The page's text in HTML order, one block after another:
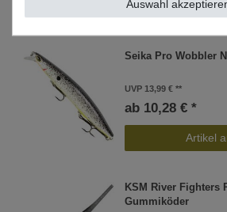
WEITERE INTERESSANTE
Seika Pro Wobbler
UVP 13,99 €
ab 10,28 € *
Artikel
KSM River Fighters
Gummiköder
Auswahl